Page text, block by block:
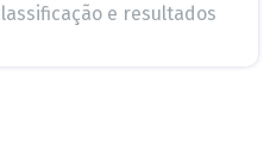
e resultados